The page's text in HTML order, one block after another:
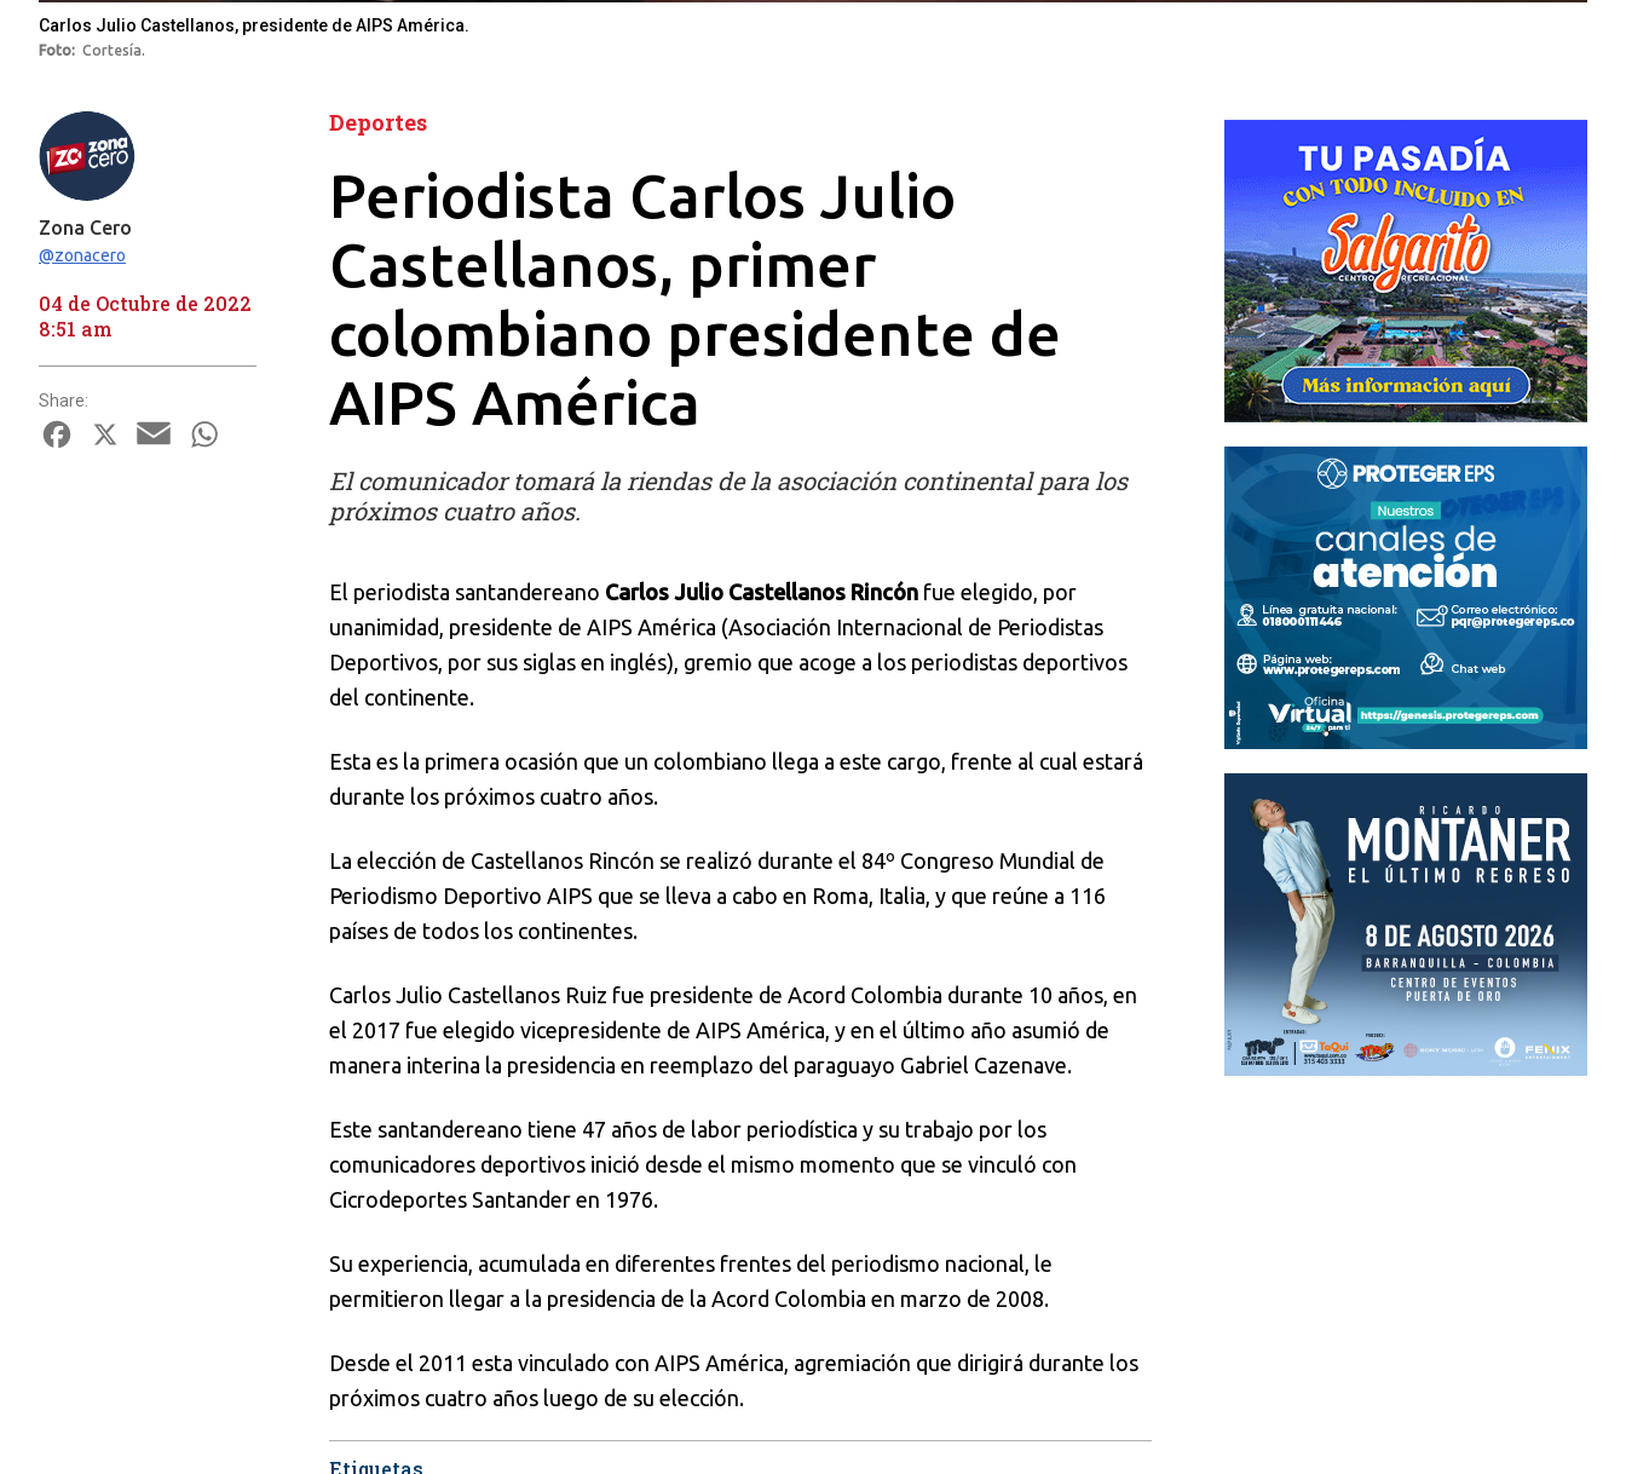
Carlos Julio Castellanos, presidente de AIPS América.
Foto Cortesía.
Zona Cero
@zonacero
04 de Octubre de 2022
8:51 am
Share:
Facebook
X EmailWhatsApp
Deportes
Periodista Carlos Julio
Castellanos, primer
colombiano presidente de
AIPS América
El comunicador tomará la riendas de la asociación continental para los
próximos cuatro años.
El periodista santandereano Carlos Julio Castellanos Rincón fue elegido, por
unanimidad, presidente de AIPS América (Asociación Internacional de Periodistas
Deportivos, por sus siglas en inglés), gremio que acoge a los periodistas deportivos
del continente.
Esta es la primera ocasión que un colombiano llega a este cargo, frente al cual estará
durante los próximos cuatro años.
La elección de Castellanos Rincón se realizó durante el 84º Congreso Mundial de
Periodismo Deportivo AIPS que se lleva a cabo en Roma, Italia, y que reúne a 116
países de todos los continentes.
Carlos Julio Castellanos Ruiz fue presidente de Acord Colombia durante 10 años, en
el 2017 fue elegido vicepresidente de AIPS América, y en el último año asumió de
manera interina la presidencia en reemplazo del paraguayo Gabriel Cazenave.
Este santandereano tiene 47 años de labor periodística y su trabajo por los
comunicadores deportivos inició desde el mismo momento que se vinculó con
Cicrodeportes Santander en 1976.
Su experiencia, acumulada en diferentes frentes del periodismo nacional, le
permitieron llegar a la presidencia de la Acord Colombia en marzo de 2008.
Desde el 2011 esta vinculado con AIPS América, agremiación que dirigirá durante los
próximos cuatro años luego de su elección.
Etiquetas